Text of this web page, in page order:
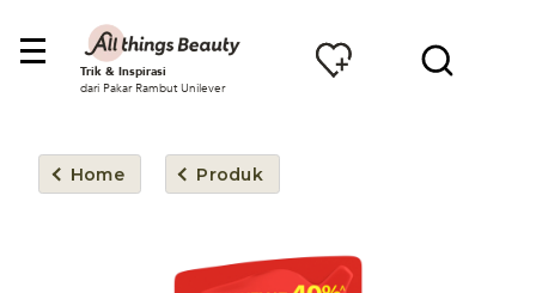
Trik & Inspirasi
dari Pakar Rambut Unilever
Home Produk